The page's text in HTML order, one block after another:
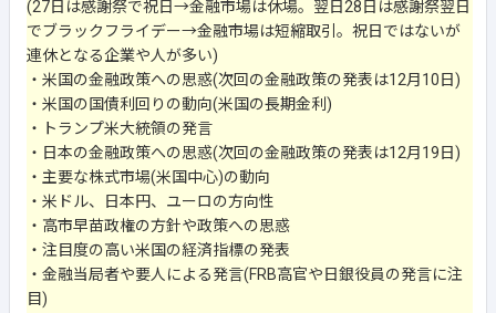
(27日は感謝祭で祝日→金融市場は休場。翌日28日は感謝祭翌日
でブラックフライデー→金融市場は短縮取引。祝日ではないが
連休となる企業や人が多い)
・米国の金融政策への思惑(次回の金融政策の発表は12月10日)
・米国の国債利回りの動向(米国の長期金利)
・トランプ米大統領の発言
・日本の金融政策への思惑(次回の金融政策の発表は12月19日)
・主要な株式市場(米国中心)の動向
・米ドル、日本円、ユーロの方向性
・高市早苗政権の方針や政策への思惑
・注目度の高い米国の経済指標の発表
・金融当局者や要人による発言(FRB高官や日銀役員の発言に注
目)